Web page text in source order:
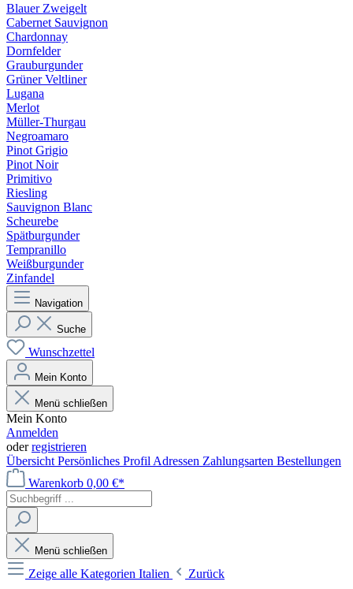
Blauer Zweigelt
Cabernet Sauvignon
Chardonnay
Dornfelder
Grauburgunder
Grüner Veltliner
Lugana
Merlot
Müller-Thurgau
Negroamaro
Pinot Grigio
Pinot Noir
Primitivo
Riesling
Sauvignon Blanc
Scheurebe
Spätburgunder
Tempranillo
Weißburgunder
Zinfandel
Navigation
Suche
Wunschzettel
Mein Konto
Menü schließen
Mein Konto
Anmelden
oderregistrieren
Übersicht Persönliches Profil Adressen Zahlungsarten Bestellungen
Warenkorb 0,00 €*
Menü schließen
Zeige alle Kategorien Italien
Zurück